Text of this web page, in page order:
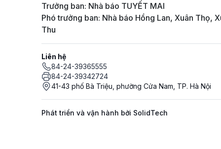
Trưởng ban: Nhà báo TUYẾT MAI
Phó trưởng ban: Nhà báo Hồng Lan, Xuân Thọ,
Thu
Liên hệ
84-24-39365555
84-24-39342724
41-43 phố Bà Triệu, phường Cửa Nam, TP. Hà Nội
Phát triển và vận hành bởi SolidTech